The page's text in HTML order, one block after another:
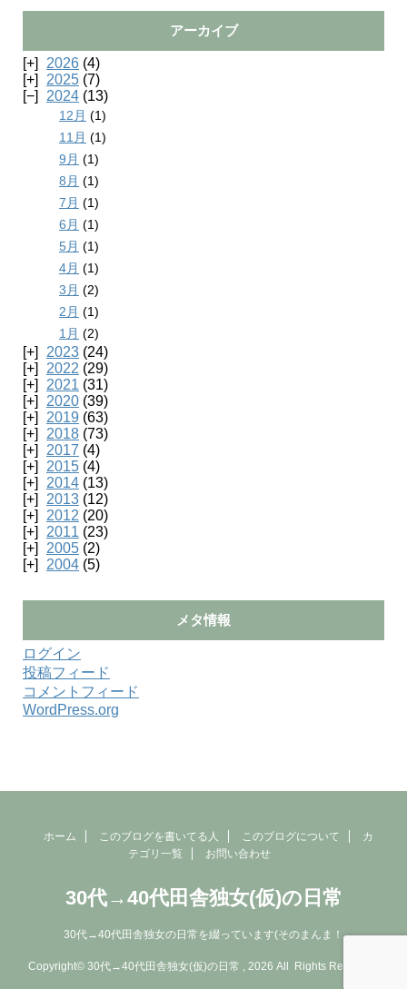
アーカイブ
2026 (4)
2025 (7)
2024 (13)
12月 (1)
11月 (1)
9月 (1)
8月 (1)
7月 (1)
6月 (1)
5月 (1)
4月 (1)
3月 (2)
2月 (1)
1月 (2)
2023 (24)
2022 (29)
2021 (31)
2020 (39)
2019 (63)
2018 (73)
2017 (4)
2015 (4)
2014 (13)
2013 (12)
2012 (20)
2011 (23)
2005 (2)
2004 (5)
メタ情報
ログイン
投稿フィード
コメントフィード
WordPress.org
ホーム このブログを書いてる人 このブログについて
カ
テゴリ一覧
お問い合わせ
30代→40代田舎独女(仮)の日常
30代→40代田舎独女の日常を綴っています(そのまんま！
Copyright© 30代→40代田舎独女(仮)の日常 , 2026 All Rights Reserved.